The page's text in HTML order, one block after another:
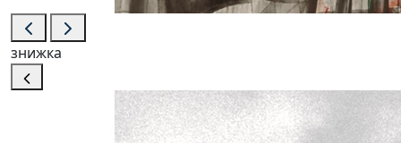
знижка